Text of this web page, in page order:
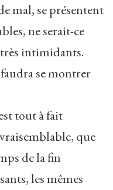
mal, se présentent
ne serait-ce
intimidants.
se montrer
tout à fait
que
de la fin
les mêmes